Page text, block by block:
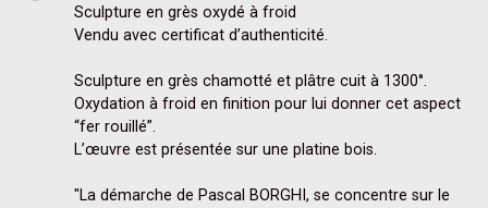
Sculpture en grès oxydé à froid
Vendu avec certificat d’authenticité.
Sculpture en grès chamotté et plâtre cuit à 1300°.
Oxydation à froid en finition pour lui donner cet aspect
“fer rouillé”.
L’œuvre est présentée sur une platine bois.
"La démarche de Pascal BORGHI, se concentre sur le